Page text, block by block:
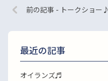
前の記事 - トークショー♪
最近の記事
オイランズ♬